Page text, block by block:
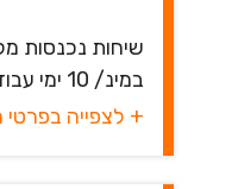
במינ/ 10 ימי עבודה בחודש) קליטה כעובד...
+ לצפייה